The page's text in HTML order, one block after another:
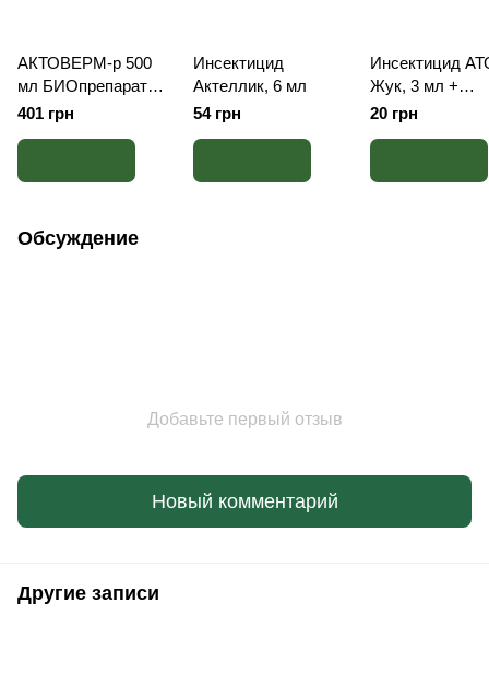
АКТОВЕРМ-р 500
мл БИОпрепарат
инсектицид – для
401 грн
Инсектицид
Актеллик, 6 мл
54 грн
Инсектицид
Жук, 3 мл +
Авангард
20 грн
Обсуждение
Добавьте первый отзыв
Новый комментарий
Другие записи